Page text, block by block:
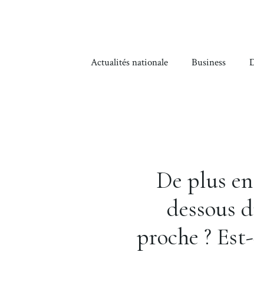
Actualités nationale Business
De plus
dessous
proche ?